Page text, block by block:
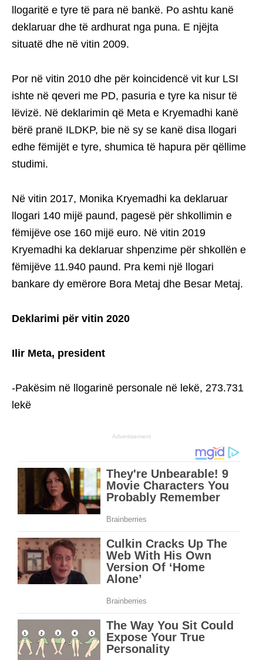
llogaritë e tyre të para në bankë. Po ashtu kanë
deklaruar dhe të ardhurat nga puna. E njëjta
situatë dhe në vitin 2009.
Por në vitin 2010 dhe për koincidencë vit kur LSI
ishte në qeveri me PD, pasuria e tyre ka nisur të
lëvizë. Në deklarimin që Meta e Kryemadhi kanë
bërë pranë ILDKP, bie në sy se kanë disa llogari
edhe fëmijët e tyre, shumica të hapura për qëllime
studimi.
Në vitin 2017, Monika Kryemadhi ka deklaruar
llogari 140 mijë paund, pagesë për shkollimin e
fëmijëve ose 160 mijë euro. Në vitin 2019
Kryemadhi ka deklaruar shpenzime për shkollën e
fëmijëve 11.940 paund. Pra kemi një llogari
bankare dy emërore Bora Metaj dhe Besar Metaj.
Deklarimi për vitin 2020
Ilir Meta, president
-Pakësim në llogarinë personale në lekë, 273.731
lekë
Advertisement